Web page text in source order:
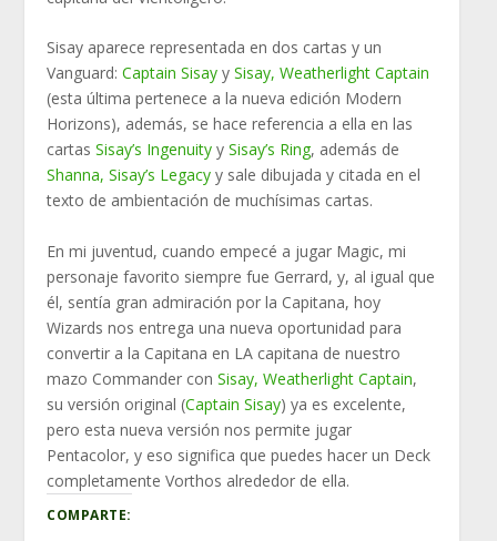
Sisay aparece representada en dos cartas y un
Vanguard:Captain Sisay ySisay, Weatherlight Captain
(esta última pertenece a la nueva edición Modern
Horizons), además, se hace referencia a ella en las
cartasSisay’s Ingenuity ySisay’s Ring, además de
Shanna, Sisay’s Legacy y sale dibujada y citada en el
texto de ambientación de muchísimas cartas.
En mi juventud, cuando empecé a jugar Magic, mi
personaje favorito siempre fue Gerrard, y, al igual que
él, sentía gran admiración por la Capitana, hoy
Wizards nos entrega una nueva oportunidad para
convertir a la Capitana en LA capitana de nuestro
mazo Commander conSisay, Weatherlight Captain,
su versión original (Captain Sisay) ya es excelente,
pero esta nueva versión nos permite jugar
Pentacolor, y eso significa que puedes hacer un Deck
completamente Vorthos alrededor de ella.
COMPARTE: